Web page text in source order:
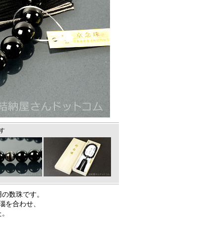
数珠です。
を合わせ、